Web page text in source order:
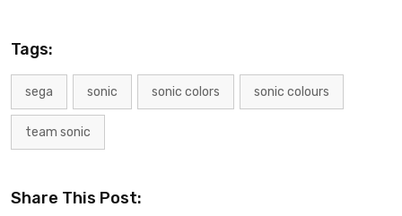
Tags:
sega sonic sonic colors sonic colours
team sonic
Share This Post: